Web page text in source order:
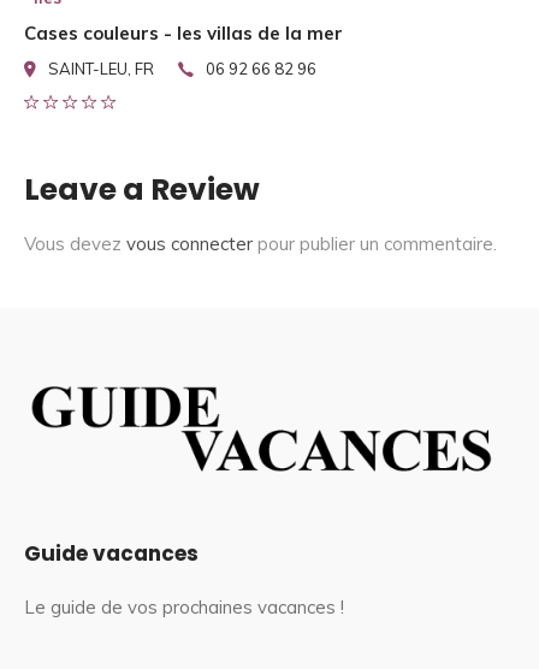
Cases couleurs - les villas de la mer
SAINT-LEU, FR 06 92 66 82 96
Leave a Review
Vous devez vous connecter pour publier un commentaire.
Guide vacances
Le guide de vos prochaines vacances !